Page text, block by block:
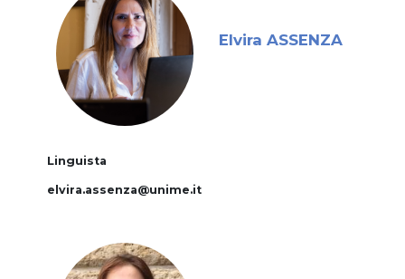
Elvira ASSENZA
Linguista
elvira.assenza@unime.it